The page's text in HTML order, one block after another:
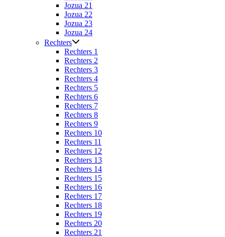
Jozua 21
Jozua 22
Jozua 23
Jozua 24
Rechters
Rechters 1
Rechters 2
Rechters 3
Rechters 4
Rechters 5
Rechters 6
Rechters 7
Rechters 8
Rechters 9
Rechters 10
Rechters 11
Rechters 12
Rechters 13
Rechters 14
Rechters 15
Rechters 16
Rechters 17
Rechters 18
Rechters 19
Rechters 20
Rechters 21